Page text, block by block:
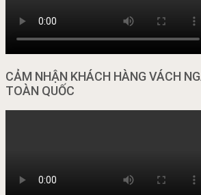
CẢM NHẬN KHÁCH HÀNG VÁCH
TOÀN QUỐC